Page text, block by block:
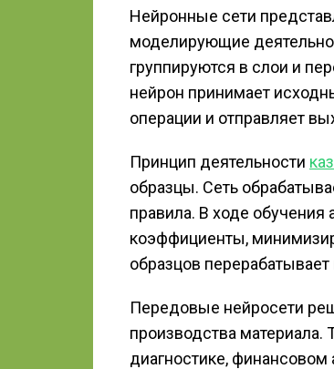
Нейронные сети
моделирующие
группируются в слои и
нейрон принимает
операции и отправляет
Принцип деятельности
образцы. Сеть
правила. В ходе обучения
коэффициенты,
образцов
Передовые нейросети
производства материала.
диагностике, финансовом